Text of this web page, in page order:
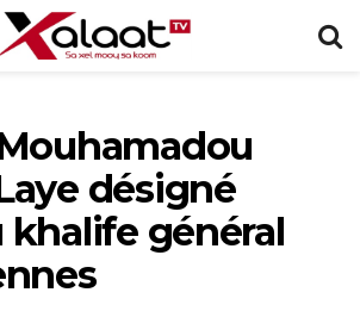
désigné
khalife général